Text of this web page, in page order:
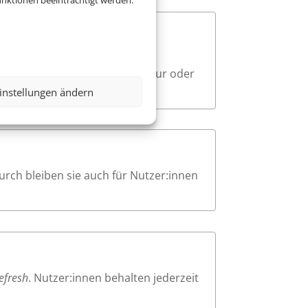
ändern
Navigieren mit der
Nutzer:innen mit Tastatur oder
bleiben sie auch für Nutzer:innen
. Nutzer:innen behalten jederzeit